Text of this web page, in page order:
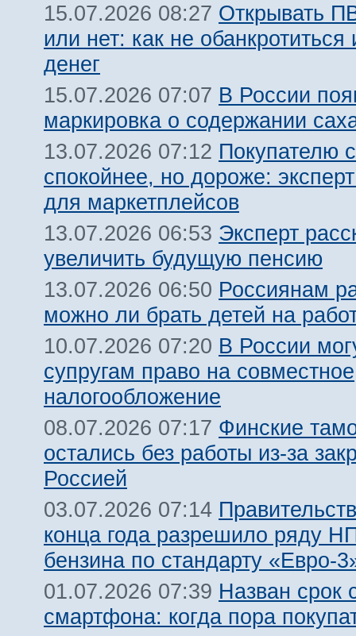
15.07.2026 08:27 Открывать
или нет: как не обанкротиться
денег
15.07.2026 07:07 В России
маркировка о содержании
13.07.2026 07:12 Покупателю
спокойнее, но дороже:
для маркетплейсов
13.07.2026 06:53 Эксперт
увеличить будущую пенсию
13.07.2026 06:50 Россиянам
можно ли брать детей на
10.07.2026 07:20 В России
супругам право на совместное
налогообложение
08.07.2026 07:17 Финские
остались без работы из-за
Россией
03.07.2026 07:14
конца года разрешило ряду
бензина по стандарту «Евро-
01.07.2026 07:39 Назван срок
смартфона: когда пора